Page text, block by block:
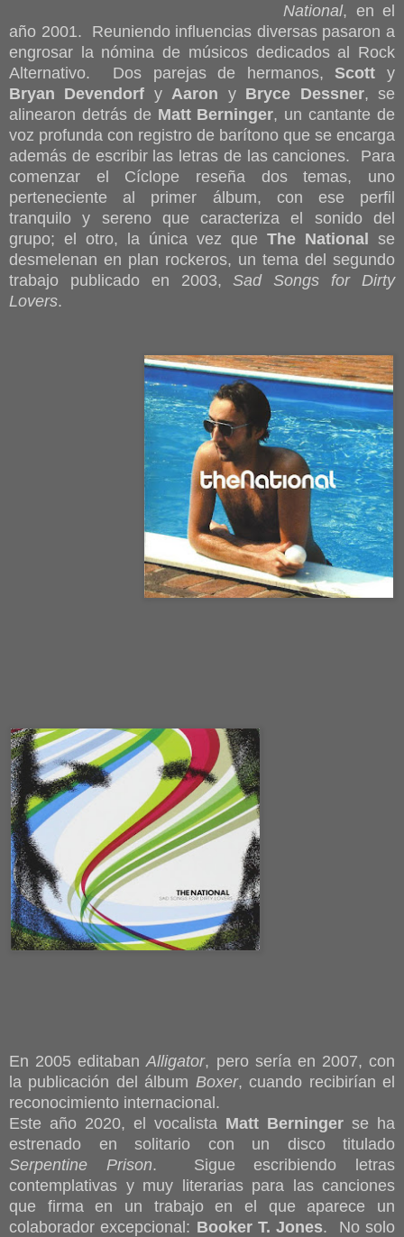
National, en el
año 2001. Reuniendo influencias diversas pasaron a
engrosar la nómina de músicos dedicados al Rock
Alternativo. Dos parejas de hermanos,Scott y
Bryan Devendorf y Aaron y Bryce Dessner, se
alinearon detrás de Matt Berninger, un cantante de
voz profunda con registro de barítono que se encarga
además de escribir las letras de las canciones. Para
comenzar el Cíclope reseña dos temas, uno
perteneciente al primer álbum, con ese perfil
tranquilo y sereno que caracteriza el sonido del
grupo; el otro, la única vez que The National se
desmelenan en plan rockeros, un tema del segundo
trabajo publicado en 2003,Sad Songs for Dirty
Lovers.
En 2005 editabanAlligator, pero sería en 2007, con
la publicación del álbum Boxer, cuando recibirían el
reconocimiento internacional.
Este año 2020, el vocalista Matt Berninger se ha
estrenado en solitario con un disco titulado
Serpentine Prison. Sigue escribiendo letras
contemplativas y muy literarias para las canciones
que firma en un trabajo en el que aparece un
colaborador excepcional: Booker T. Jones. No solo